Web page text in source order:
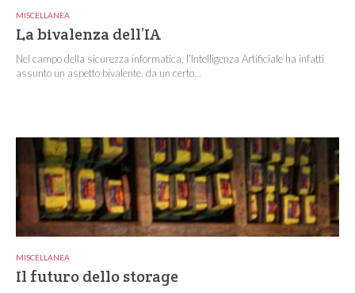
MISCELLANEA
La bivalenza dell’IA
Nel campo della sicurezza informatica, l’Intelligenza Artificiale ha infatti
assunto un aspetto bivalente, da un certo...
MISCELLANEA
Il futuro dello storage